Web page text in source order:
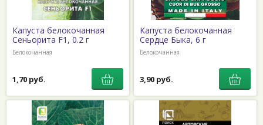
Капуста белокочанная
Сеньорита F1, 0.2 г
Белокочанная
1,70 руб.
Капуста белокочанная
Сердце Быка, 6 г
Белокочанная
3,90 руб.